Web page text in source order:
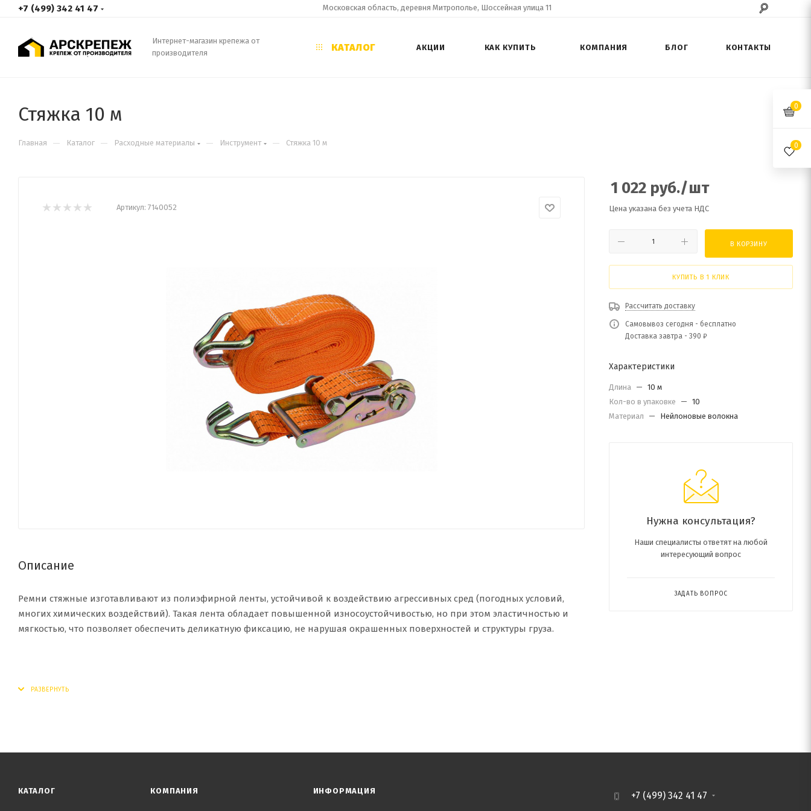
+7 (499) 342 41 47 Московская область, деревня Митрополье, Шоссейная улица 11
Интернет-магазин крепежа от
производителя
КАТАЛОГ АКЦИИ КАК КУПИТЬ КОМПАНИЯ БЛОГ КОНТАКТЫ
Стяжка 10 м
Главная — Каталог — Расходные материалы — Инструмент — Стяжка 10 м
Артикул: 7140052
Описание
Ремни стяжные изготавливают из полиэфирной ленты, устойчивой к воздействию агрессивных сред (погодных условий,
многих химических воздействий). Такая лента обладает повышенной износоустойчивостью, но при этом эластичностью и
мягкостью, что позволяет обеспечить деликатную фиксацию, не нарушая окрашенных поверхностей и структуры груза.
1 022 руб./шт
Цена указана без учета НДС
В КОРЗИНУ
КУПИТЬ В 1 КЛИК
Рассчитать доставку
Самовывоз сегодня - бесплатно
Доставка завтра - 390 ₽
Характеристики
Длина — 10 м
Кол-во в упаковке
— 10
Материал
— Нейлоновые волокна
Нужна консультация?
Наши специалисты ответят на любой
интересующий вопрос
ЗАДАТЬ ВОПРОС
КАТАЛОГ КОМПАНИЯ ИНФОРМАЦИЯ +7 (499) 342 41 47
0
0